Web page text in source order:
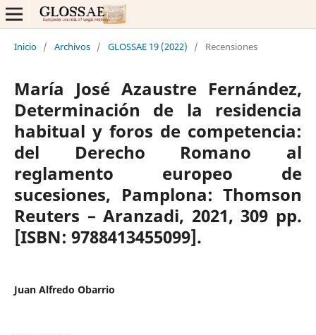
Inicio / Archivos / GLOSSAE 19 (2022) / Recensiones
María José Azaustre Fernández,
Determinación de la residencia
habitual y foros de competencia:
del Derecho Romano al
reglamento europeo de
sucesiones, Pamplona: Thomson
Reuters – Aranzadi, 2021, 309 pp.
[ISBN: 9788413455099].
Juan Alfredo Obarrio